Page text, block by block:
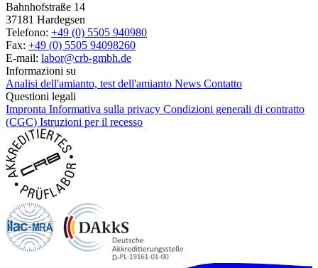
Bahnhofstraße 14
37181 Hardegsen
Telefono: +49 (0) 5505 940980
Fax: +49 (0) 5505 94098260
E-mail: labor@crb-gmbh.de
Informazioni su
Analisi dell'amianto, test dell'amianto News Contatto
Questioni legali
Impronta Informativa sulla privacy Condizioni generali di contratto
(CGC) Istruzioni per il recesso